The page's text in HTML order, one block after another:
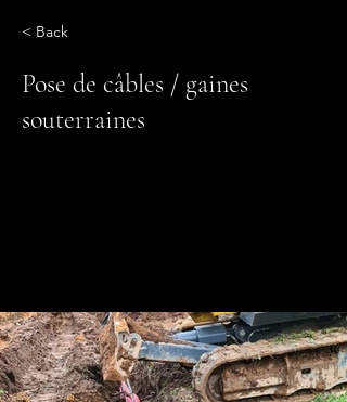
< Back
Pose de câbles / gaines
souterraines